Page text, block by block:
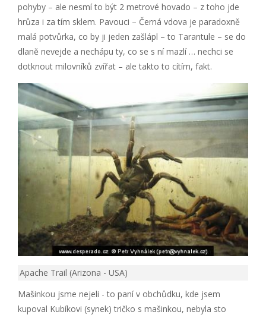
pohyby – ale nesmí to být 2 metrové hovado – z toho jde
hrůza i za tím sklem. Pavouci – Černá vdova je paradoxně
malá potvůrka, co by ji jeden zašlápl – to Tarantule – se do
dlaně nevejde a nechápu ty, co se s ní mazlí … nechci se
dotknout milovníků zvířat – ale takto to cítím, fakt.
Apache Trail (Arizona - USA)
Mašinkou jsme nejeli - to paní v obchůdku, kde jsem
kupoval Kubíkovi (synek) tričko s mašinkou, nebyla sto